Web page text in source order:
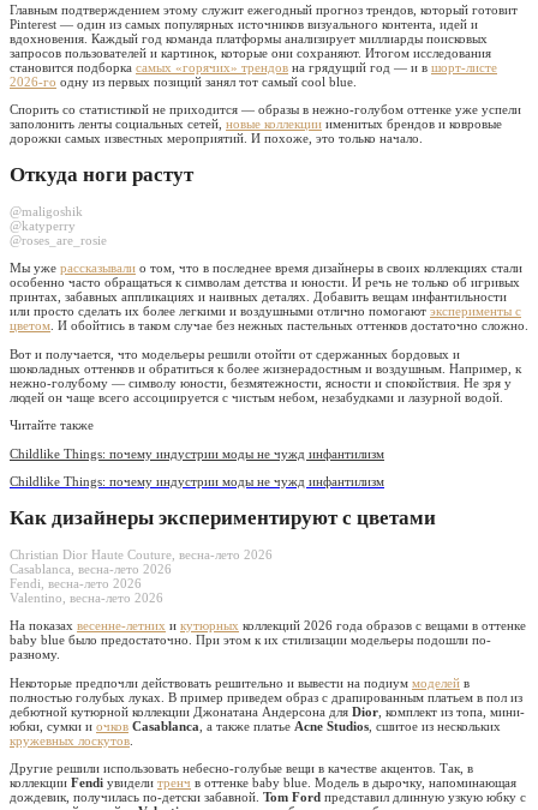
Главным подтверждением этому служит ежегодный прогноз трендов, который готовит
Pinterest — один из самых популярных источников визуального контента, идей и
вдохновения. Каждый год команда платформы анализирует миллиарды поисковых
запросов пользователей и картинок, которые они сохраняют. Итогом исследования
становится подборка самых «горячих» трендов на грядущий год — и в шорт-листе
2026-го одну из первых позиций занял тот самый cool blue.
Спорить со статистикой не приходится — образы в нежно-голубом оттенке уже успели
заполонить ленты социальных сетей, новые коллекции именитых брендов и ковровые
дорожки самых известных мероприятий. И похоже, это только начало.
Откуда ноги растут
@maligoshik
@katyperry
@roses_are_rosie
Мы уже рассказывали о том, что в последнее время дизайнеры в своих коллекциях стали
особенно часто обращаться к символам детства и юности. И речь не только об игривых
принтах, забавных аппликациях и наивных деталях. Добавить вещам инфантильности
или просто сделать их более легкими и воздушными отлично помогают эксперименты с
цветом. И обойтись в таком случае без нежных пастельных оттенков достаточно сложно.
Вот и получается, что модельеры решили отойти от сдержанных бордовых и
шоколадных оттенков и обратиться к более жизнерадостным и воздушным. Например, к
нежно-голубому — символу юности, безмятежности, ясности и спокойствия. Не зря у
людей он чаще всего ассоциируется с чистым небом, незабудками и лазурной водой.
Читайте также
Childlike Things: почему индустрии моды не чужд инфантилизм
Childlike Things: почему индустрии моды не чужд инфантилизм
Как дизайнеры экспериментируют с цветами
Christian Dior Haute Couture, весна-лето 2026
Casablanca, весна-лето 2026
Fendi, весна-лето 2026
Valentino, весна-лето 2026
На показах весенне-летних и кутюрных коллекций 2026 года образов с вещами в оттенке
baby blue было предостаточно. При этом к их стилизации модельеры подошли по-
разному.
Некоторые предпочли действовать решительно и вывести на подиум моделей в
полностью голубых луках. В пример приведем образ с драпированным платьем в пол из
дебютной кутюрной коллекции Джонатана Андерсона для Dior , комплект из топа, мини-
юбки, сумки и очков Casablanca , а также платье Acne Studios , сшитое из нескольких
кружевных лоскутов
Другие решили использовать небесно-голубые вещи в качестве акцентов. Так, в
коллекции Fendi увидели тренч в оттенке baby blue. Модель в дырочку, напоминающая
дождевик, получилась по-детски забавной. Tom Ford представил длинную узкую юбку с